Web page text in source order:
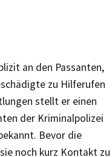
an den Passanten,
zu Hilferufen
stellt er einen
der Kriminalpolizei
Bevor die
noch kurz Kontakt zu